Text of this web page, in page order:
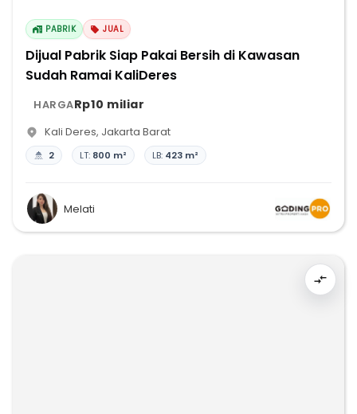
PABRIK JUAL
Dijual Pabrik Siap Pakai Bersih di Kawasan
Sudah Ramai KaliDeres
HARGARp10 miliar
Kali Deres, Jakarta Barat
2 LT: 800 m² LB: 423 m²
Melati